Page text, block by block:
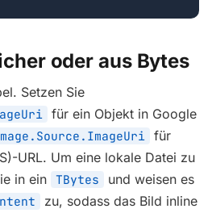
oder aus Bytes
Setzen Sie
für ein Objekt in Google
für
URL. Um eine lokale Datei zu
in ein TBytes
und weisen es
zu, sodass das Bild inline